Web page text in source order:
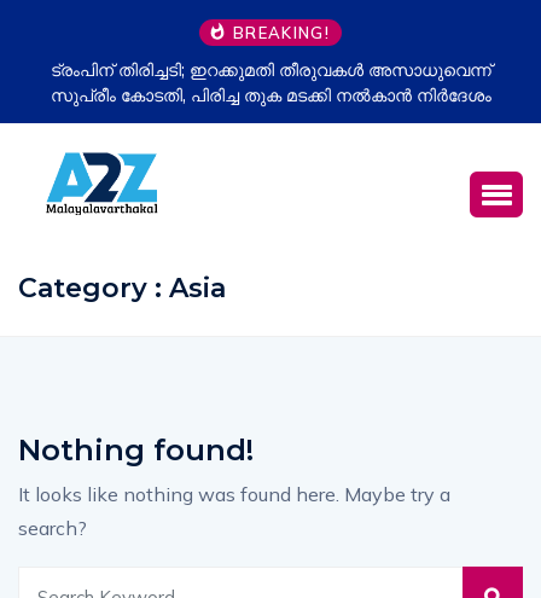
BREAKING!
ട്രംപിന് തിരിച്ചടി; ഇറക്കുമതി തീരുവകൾ അസാധുവെന്ന്
സുപ്രീം കോടതി, പിരിച്ച തുക മടക്കി നൽകാൻ നിർദേശം
Category : Asia
Nothing found!
It looks like nothing was found here. Maybe try a
search?